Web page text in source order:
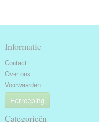
Informatie
Contact
Over ons
Voorwaarden
Herroeping
Categorieën